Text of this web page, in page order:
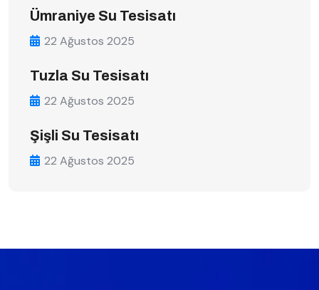
Ümraniye Su Tesisatı
22 Ağustos 2025
Tuzla Su Tesisatı
22 Ağustos 2025
Şişli Su Tesisatı
22 Ağustos 2025